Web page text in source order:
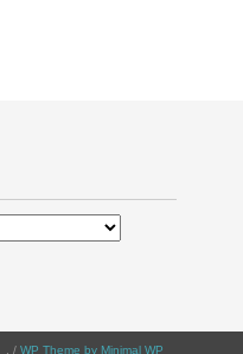
. / WP Theme by Minimal WP